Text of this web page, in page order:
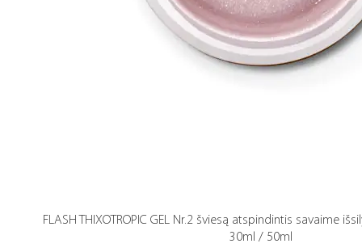
FLASH THIXOTROPIC GEL Nr.2 šviesą atspindintis savaime
30ml / 50ml